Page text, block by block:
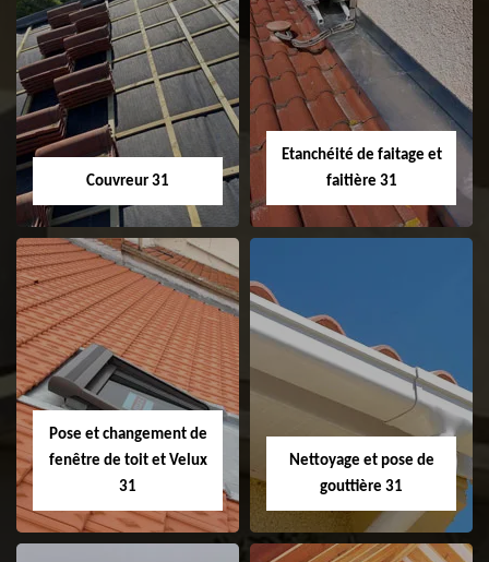
Couvreur 31
Couvreur 31
Etanchéité de faitage et
faitière 31
Etanchéité de
faitage et faitière
31
Pose et changement de
fenêtre de toit et Velux
31
Nettoyage et pose de
gouttière 31